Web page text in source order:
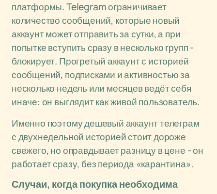
платформы. Telegram ограничивает
количество сообщений, которые новый
аккаунт может отправить за сутки, а при
попытке вступить сразу в несколько групп -
блокирует. Прогретый аккаунт с историей
сообщений, подписками и активностью за
несколько недель или месяцев ведёт себя
иначе: он выглядит как живой пользователь.
Именно поэтому дешевый аккаунт телеграм
с двухнедельной историей стоит дороже
свежего, но оправдывает разницу в цене - он
работает сразу, без периода «карантина».
Случаи, когда покупка необходима